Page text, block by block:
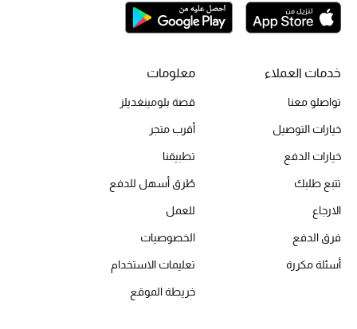
خدمات العملاء
تواصلو معنا
خيارات التوصيل
خيارات الدفع
تتبع طلبك
الارجاع
فرق الدفع
أسئلة مكررة
معلومات
قصة بلومينغديلز
أقرب متجر
تطبيقنا
طُرق أسهل للدفع
للعمل
الخصوصيات
تعليمات الاستخدام
خريطة الموقع